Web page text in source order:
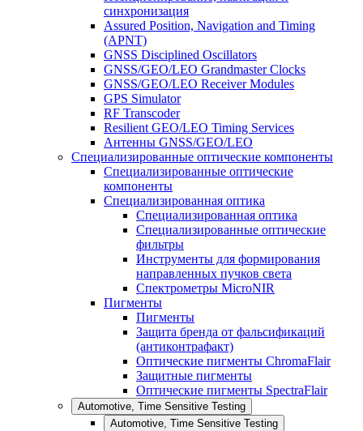
синхронизация
Assured Position, Navigation and Timing
(APNT)
GNSS Disciplined Oscillators
GNSS/GEO/LEO Grandmaster Clocks
GNSS/GEO/LEO Receiver Modules
GPS Simulator
RF Transcoder
Resilient GEO/LEO Timing Services
Антенны GNSS/GEO/LEO
Специализированные оптические компоненты
Специализированные оптические
компоненты
Специализированная оптика
Специализированная оптика
Специализированные оптические
фильтры
Инструменты для формирования
направленных пучков света
Спектрометры MicroNIR
Пигменты
Пигменты
Защита бренда от фальсификаций
(антиконтрафакт)
Оптические пигменты ChromaFlair
Защитные пигменты
Оптические пигменты SpectraFlair
Automotive, Time Sensitive Testing
Automotive, Time Sensitive Testing